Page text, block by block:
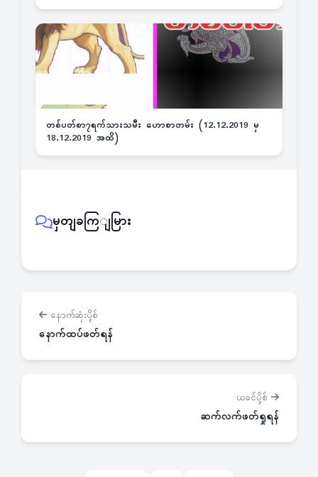
တစ်ပတ်စာ၇ရက်သားသမီး ဟောစာတမ်း (12.12.2019 မှ
18.12.2019 အထိ)
မှတျခကြျမြား
နောက်ဆုံးပို့စ်
နောက်ထပ်ဖတ်ရန်
ယခင်ပို့စ်
ဆက်လက်ဖတ်ရှုရန်